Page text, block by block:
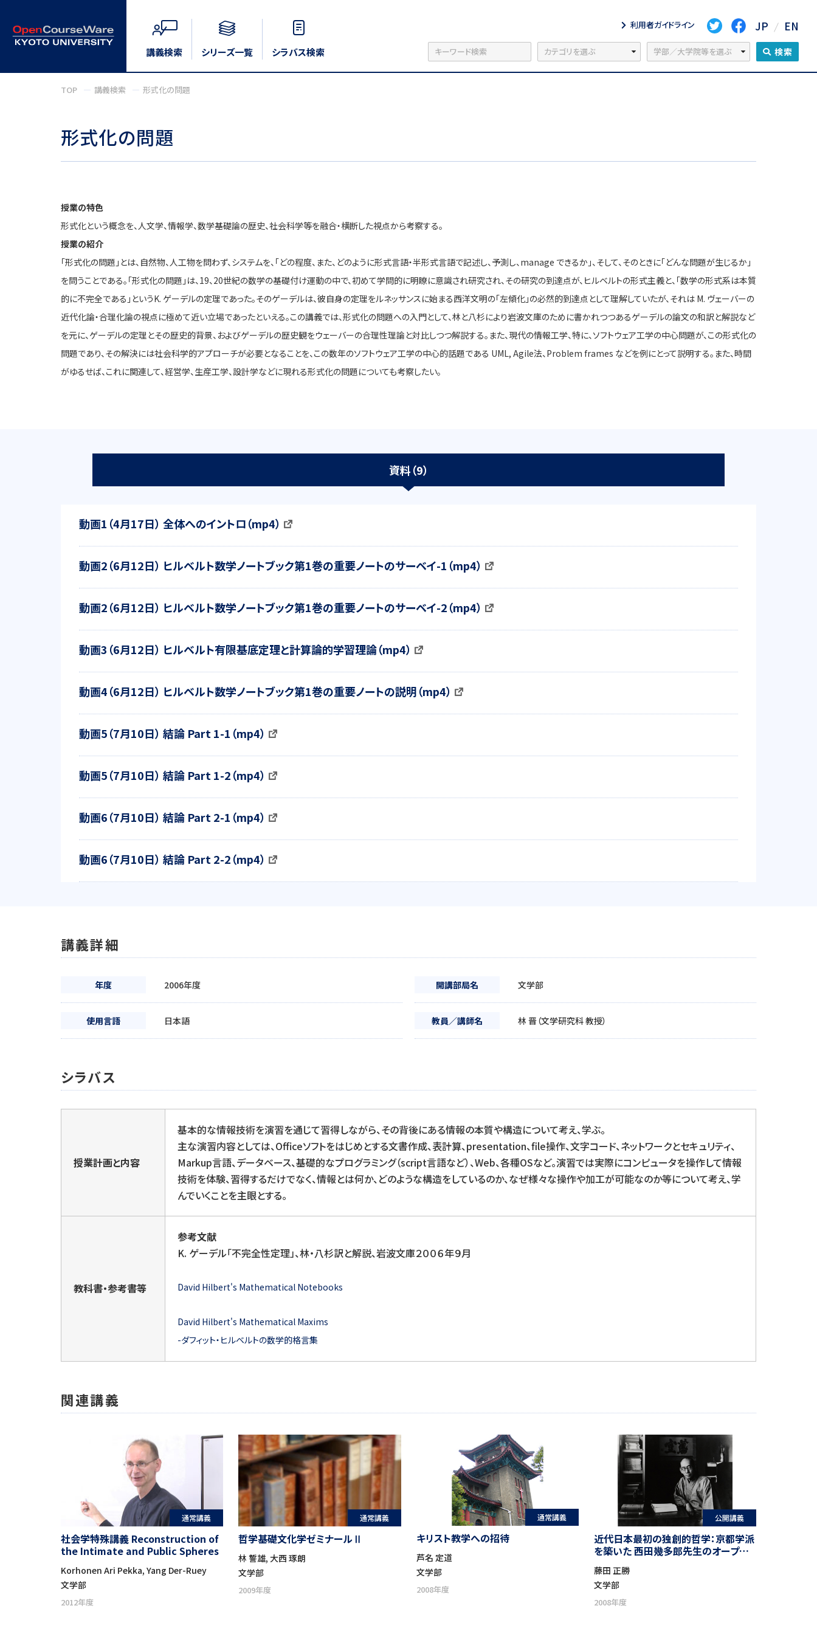
講義検索 シリーズ一覧 シラバス検索
利用者ガイドライン JP EN
検索
TOP 講義検索 形式化の問題
形式化の問題
授業の特色
形式化という概念を、人文学、情報学、数学基礎論の歴史、社会科学等を融合・横断した視点から考察する。
授業の紹介
「形式化の問題」とは、自然物、人工物を問わず、システムを、「どの程度、また、どのように形式言語・半形式言語で記述し、予測し、manage できるか」、そして、そのときに「どんな問題が生じるか」
を問うことである。「形式化の問題」は、19、20世紀の数学の基礎付け運動の中で、初めて学問的に明瞭に意識され研究され、その研究の到達点が、ヒルベルトの形式主義と、「数学の形式系は本質
的に不完全である」というK. ゲーデルの定理であった。そのゲーデルは、彼自身の定理をルネッサンスに始まる西洋文明の「左傾化」の必然的到達点として理解していたが、それは M. ヴェーバーの
近代化論・合理化論の視点に極めて近い立場であったといえる。この講義では、形式化の問題への入門として、林と八杉により岩波文庫のために書かれつつあるゲーデルの論文の和訳と解説など
を元に、ゲーデルの定理とその歴史的背景、およびゲーデルの歴史観をウェーバーの合理性理論と対比しつつ解説する。また、現代の情報工学、特に、ソフトウェア工学の中心問題が、この形式化の
問題であり、その解決には社会科学的アプローチが必要となることを、この数年のソフトウェア工学の中心的話題である UML, Agile法、Problem frames などを例にとって説明する。また、時間
がゆるせば、これに関連して、経営学、生産工学、設計学などに現れる形式化の問題についても考察したい。
資料（9）
動画1（4月17日） 全体へのイントロ（mp4）
動画2（6月12日） ヒルベルト数学ノートブック第1巻の重要ノートのサーベイ-1（mp4）
動画2（6月12日） ヒルベルト数学ノートブック第1巻の重要ノートのサーベイ-2（mp4）
動画3（6月12日） ヒルベルト有限基底定理と計算論的学習理論（mp4）
動画4（6月12日） ヒルベルト数学ノートブック第1巻の重要ノートの説明（mp4）
動画5（7月10日） 結論 Part 1-1（mp4）
動画5（7月10日） 結論 Part 1-2（mp4）
動画6（7月10日） 結論 Part 2-1（mp4）
動画6（7月10日） 結論 Part 2-2（mp4）
講義詳細
年度 2006年度 開講部局名 文学部
使用言語 日本語 教員／講師名 林 晋（文学研究科 教授）
シラバス
授業計画と内容
基本的な情報技術を演習を通じて習得しながら、その背後にある情報の本質や構造について考え、学ぶ。
主な演習内容としては、Officeソフトをはじめとする文書作成、表計算、presentation、file操作、文字コード、ネットワークとセキュリティ、
Markup言語、データベース、基礎的なプログラミング（script言語など）、Web、各種OSなど。演習では実際にコンピュータを操作して情報
技術を体験、習得するだけでなく、情報とは何か、どのような構造をしているのか、なぜ様々な操作や加工が可能なのか等について考え、学
んでいくことを主眼とする。
教科書・参考書等
参考文献
K. ゲーデル「不完全性定理」、林・八杉訳と解説、岩波文庫２００６年９月
David Hilbert's Mathematical Notebooks
David Hilbert's Mathematical Maxims
-ダフィット・ヒルベルトの数学的格言集
関連講義
通常講義
社会学特殊講義 Reconstruction of
the Intimate and Public Spheres
Korhonen Ari Pekka, Yang Der-Ruey
文学部
2012年度
通常講義
哲学基礎文化学ゼミナールⅡ
林 誓雄, 大西 琢朗
文学部
2009年度
通常講義
キリスト教学への招待
芦名 定道
文学部
2008年度
公開講義
近代日本最初の独創的哲学：京都学派
を築いた 西田幾多郎先生のオープン
藤田 正勝
文学部
2008年度